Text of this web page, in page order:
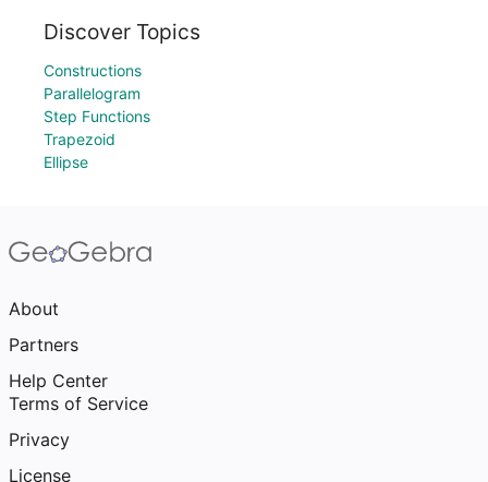
Discover Topics
Constructions
Parallelogram
Step Functions
Trapezoid
Ellipse
About
Partners
Help Center
Terms of Service
Privacy
License